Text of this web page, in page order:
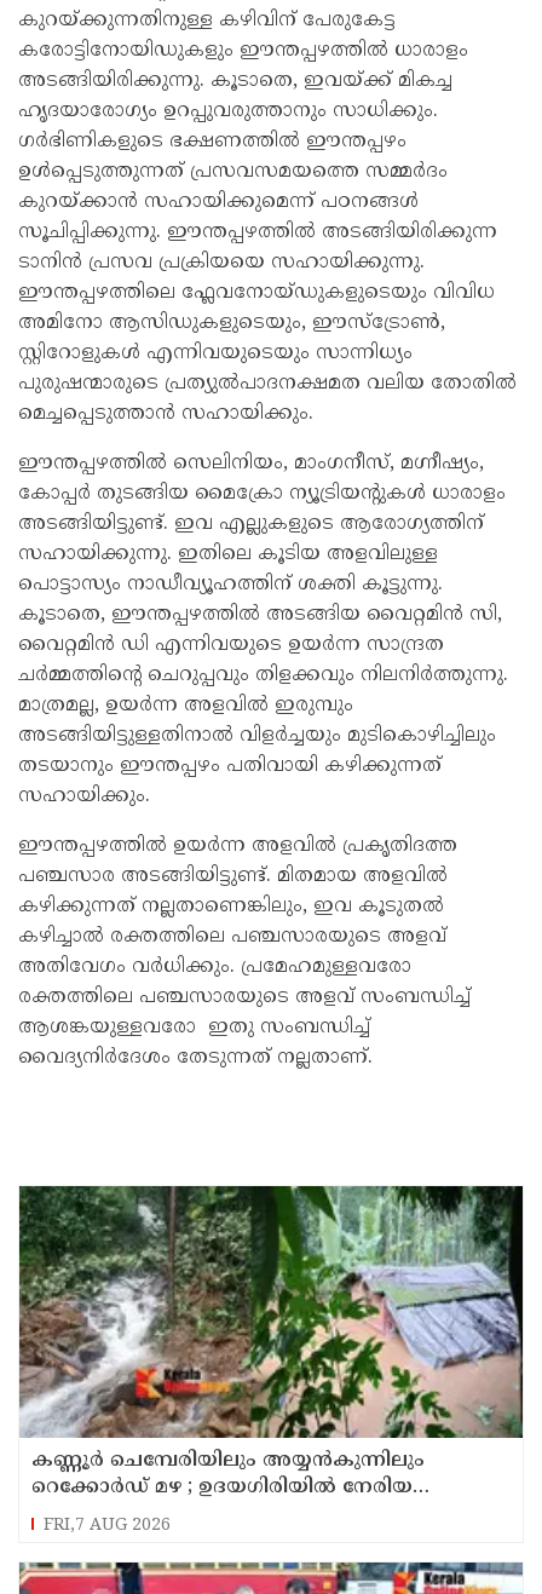
കുറയ്ക്കുന്നതിനുള്ള കഴിവിന് പേരുകേട്ട
കരോട്ടിനോയിഡുകളും ഈന്തപ്പഴത്തില്‍ ധാരാളം
അടങ്ങിയിരിക്കുന്നു. കൂടാതെ, ഇവയ്ക്ക് മികച്ച
ഹൃദയാരോഗ്യം ഉറപ്പുവരുത്താനും സാധിക്കും.
ഗർഭിണികളുടെ ഭക്ഷണത്തിൽ ഈന്തപ്പഴം
ഉൾപ്പെടുത്തുന്നത് പ്രസവസമയത്തെ സമ്മർദം
കുറയ്ക്കാൻ സഹായിക്കുമെന്ന് പഠനങ്ങൾ
സൂചിപ്പിക്കുന്നു. ഈന്തപ്പഴത്തില്‍ അടങ്ങിയിരിക്കുന്ന
ടാനിൻ പ്രസവ പ്രക്രിയയെ സഹായിക്കുന്നു.
ഈന്തപ്പഴത്തിലെ ഫ്ലേവനോയ്ഡുകളുടെയും വിവിധ
അമിനോ ആസിഡുകളുടെയും, ഈസ്‌ട്രോൺ,
സ്റ്റിറോളുകൾ എന്നിവയുടെയും സാന്നിധ്യം
പുരുഷന്മാരുടെ പ്രത്യുൽപാദനക്ഷമത വലിയ തോതിൽ
മെച്ചപ്പെടുത്താൻ സഹായിക്കും.
ഈന്തപ്പഴത്തിൽ സെലിനിയം, മാംഗനീസ്, മഗ്നീഷ്യം,
കോപ്പർ തുടങ്ങിയ മൈക്രോ ന്യൂട്രിയന്റുകൾ ധാരാളം
അടങ്ങിയിട്ടുണ്ട്. ഇവ എല്ലുകളുടെ ആരോഗ്യത്തിന്‌
സഹായിക്കുന്നു. ഇതിലെ കൂടിയ അളവിലുള്ള
പൊട്ടാസ്യം നാഡീവ്യൂഹത്തിന് ശക്തി കൂട്ടുന്നു.
കൂടാതെ, ഈന്തപ്പഴത്തിൽ അടങ്ങിയ വൈറ്റമിൻ സി,
വൈറ്റമിൻ ഡി എന്നിവയുടെ ഉയർന്ന സാന്ദ്രത
ചർമ്മത്തിന്റെ ചെറുപ്പവും തിളക്കവും നിലനിര്‍ത്തുന്നു.
മാത്രമല്ല, ഉയര്‍ന്ന അളവില്‍ ഇരുമ്പും
അടങ്ങിയിട്ടുള്ളതിനാല്‍ വിളര്‍ച്ചയും മുടികൊഴിച്ചിലും
തടയാനും ഈന്തപ്പഴം പതിവായി കഴിക്കുന്നത്
സഹായിക്കും.
ഈന്തപ്പഴത്തിൽ ഉയർന്ന അളവില്‍ പ്രകൃതിദത്ത
പഞ്ചസാര അടങ്ങിയിട്ടുണ്ട്. മിതമായ അളവില്‍
കഴിക്കുന്നത് നല്ലതാണെങ്കിലും, ഇവ കൂടുതല്‍
കഴിച്ചാൽ രക്തത്തിലെ പഞ്ചസാരയുടെ അളവ്
അതിവേഗം വർധിക്കും. പ്രമേഹമുള്ളവരോ
രക്തത്തിലെ പഞ്ചസാരയുടെ അളവ് സംബന്ധിച്ച്
ആശങ്കയുള്ളവരോ ഇതു സംബന്ധിച്ച്
വൈദ്യനിർ‌ദേശം തേടുന്നത് നല്ലതാണ്.
കണ്ണൂർ ചെമ്പേരിയിലും അയ്യൻകുന്നിലും
റെക്കോർഡ് മഴ ; ഉദയഗിരിയിൽ നേരിയ
ഉരുൾപൊട്ടൽ; 13 പേരെ ക്യാമ്പിലേക്ക് മാറ്റി
FRI,7 AUG 2026